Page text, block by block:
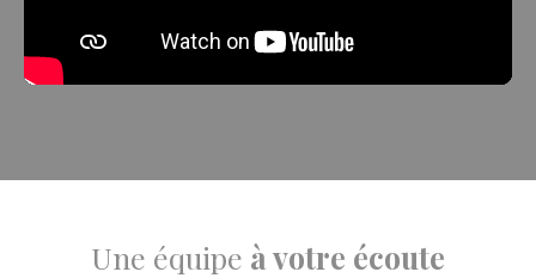
Une équipe à votre écoute